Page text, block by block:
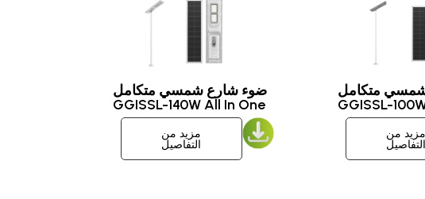
ضوء شارع شمسي متكامل
مزيد من
التفاصيل
متكامل
مزيد من
التفاصيل